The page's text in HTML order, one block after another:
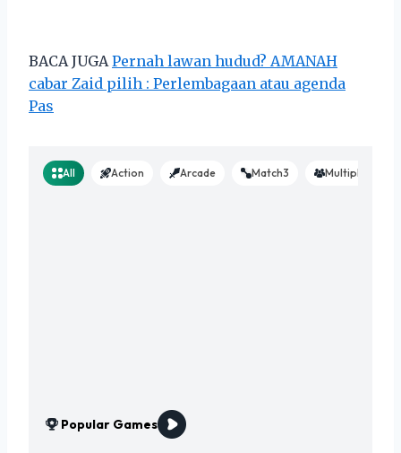
BACA JUGA Pernah lawan hudud? AMANAH
cabar Zaid pilih : Perlembagaan atau agenda
Pas